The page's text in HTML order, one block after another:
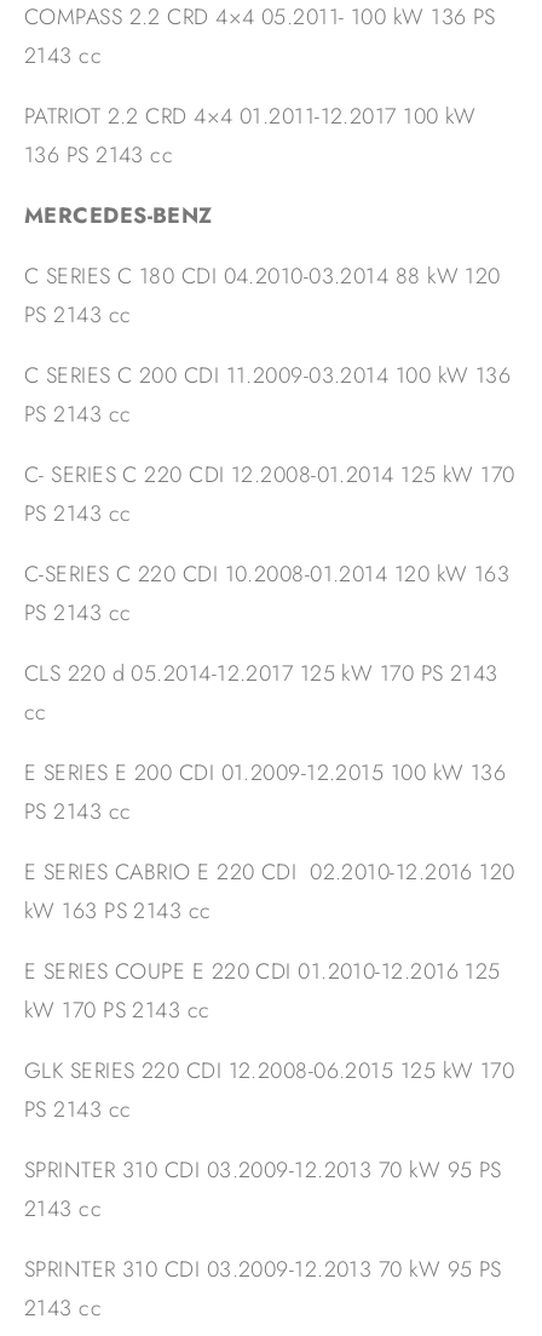
COMPASS 2.2 CRD 4×4 05.2011- 100 kW 136 PS
2143 cc
PATRIOT 2.2 CRD 4×4 01.2011-12.2017 100 kW
136 PS 2143 cc
MERCEDES-BENZ
C SERIES C 180 CDI 04.2010-03.2014 88 kW 120
PS 2143 cc
C SERIES C 200 CDI 11.2009-03.2014 100 kW 136
PS 2143 cc
C- SERIES C 220 CDI 12.2008-01.2014 125 kW 170
PS 2143 cc
C-SERIES C 220 CDI 10.2008-01.2014 120 kW 163
PS 2143 cc
CLS 220 d 05.2014-12.2017 125 kW 170 PS 2143
cc
E SERIES E 200 CDI 01.2009-12.2015 100 kW 136
PS 2143 cc
E SERIES CABRIO E 220 CDI 02.2010-12.2016 120
kW 163 PS 2143 cc
E SERIES COUPE E 220 CDI 01.2010-12.2016 125
kW 170 PS 2143 cc
GLK SERIES 220 CDI 12.2008-06.2015 125 kW 170
PS 2143 cc
SPRINTER 310 CDI 03.2009-12.2013 70 kW 95 PS
2143 cc
SPRINTER 310 CDI 03.2009-12.2013 70 kW 95 PS
2143 cc